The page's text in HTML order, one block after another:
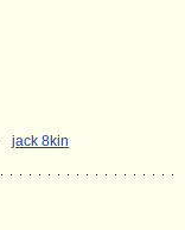
jack 8kin